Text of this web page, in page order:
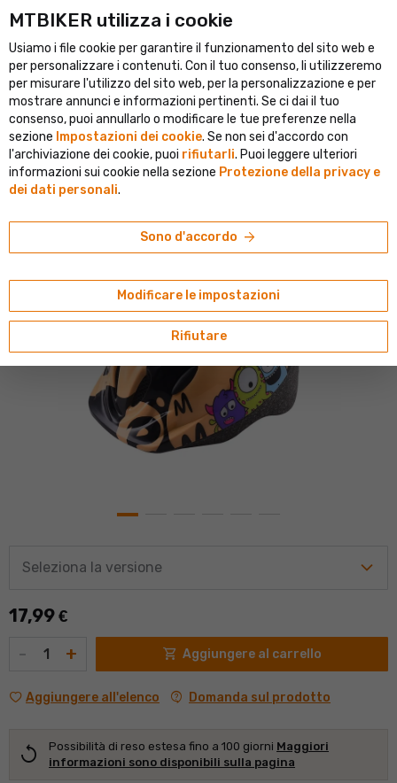
portale ciclistico dell'Europa centrale
person menu
Ricerca search
homenavigate_next Caschi e occhialinavigate_nextCaschinavigate_nextCaschi per bambini
Extend
arancione neon
Seleziona la versione
17,99€
- + shopping_cart Aggiungere al carrello
Aggiungere all'elenco contact_support Domanda sul prodotto
replay Possibilità di reso estesa fino a 100 giorni Maggiori
informazioni sono disponibili sulla pagina
MTBIKER utilizza i cookie
Usiamo i file cookie per garantire il funzionamento del sito web e
per personalizzare i contenuti. Con il tuo consenso, li utilizzeremo
per misurare l'utilizzo del sito web, per la personalizzazione e per
mostrare annunci e informazioni pertinenti. Se ci dai il tuo
consenso, puoi annullarlo o modificare le tue preferenze nella
sezione Impostazioni dei cookie. Se non sei d'accordo con
l'archiviazione dei cookie, puoi rifiutarli. Puoi leggere ulteriori
informazioni sui cookie nella sezione Protezione della privacy e
dei dati personali.
Modificare le impostazioni
Rifiutare
Sono d'accordo arrow_forward